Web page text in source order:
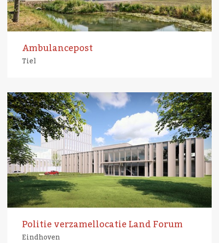
Ambulancepost
Tiel
Politie verzamellocatie Land Forum
Eindhoven